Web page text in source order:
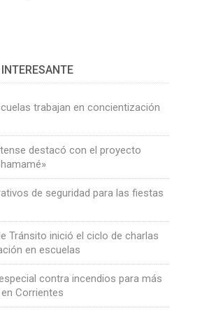
trabajan en concientización
destacó con el proyecto
de seguridad para las fiestas
Tránsito inició el ciclo de charlas
en escuelas
contra incendios para más
Corrientes